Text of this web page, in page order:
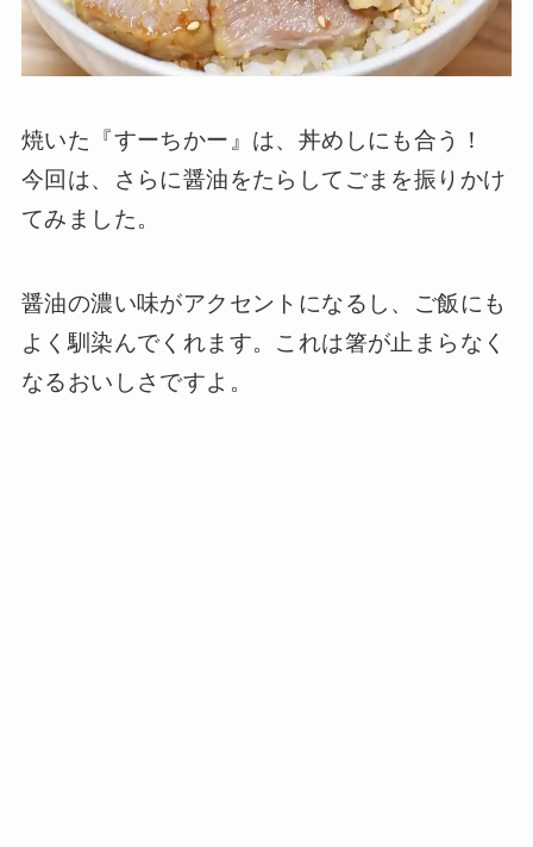
焼いた『すーちかー』は、丼めしにも合う！
今回は、さらに醤油をたらしてごまを振りかけ
てみました。
醤油の濃い味がアクセントになるし、ご飯にも
よく馴染んでくれます。これは箸が止まらなく
なるおいしさですよ。